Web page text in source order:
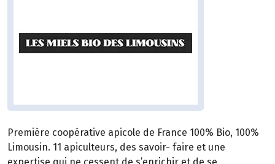
Première coopérative apicole de France 100% Bio, 100%
Limousin. 11 apiculteurs, des savoir- faire et une